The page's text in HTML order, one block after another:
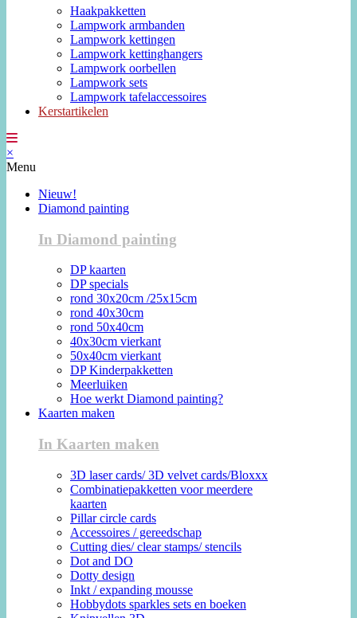
Haakpakketten
Lampwork armbanden
Lampwork kettingen
Lampwork kettinghangers
Lampwork oorbellen
Lampwork sets
Lampwork tafelaccessoires
Kerstartikelen
×
Menu
Nieuw!
Diamond painting
In Diamond painting
DP kaarten
DP specials
rond 30x20cm /25x15cm
rond 40x30cm
rond 50x40cm
40x30cm vierkant
50x40cm vierkant
DP Kinderpakketten
Meerluiken
Hoe werkt Diamond painting?
Kaarten maken
In Kaarten maken
3D laser cards/ 3D velvet cards/Bloxxx
Combinatiepakketten voor meerdere
kaarten
Pillar circle cards
Accessoires / gereedschap
Cutting dies/ clear stamps/ stencils
Dot and DO
Dotty design
Inkt / expanding mousse
Hobbydots sparkles sets en boeken